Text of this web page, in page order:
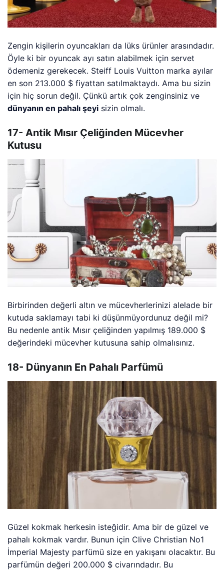
Zengin kişilerin oyuncakları da lüks ürünler arasındadır.
Öyle ki bir oyuncak ayı satın alabilmek için servet
ödemeniz gerekecek. Steiff Louis Vuitton marka ayılar
en son 213.000 $ fiyattan satılmaktaydı. Ama bu sizin
için hiç sorun değil. Çünkü artık çok zenginsiniz ve
dünyanın en pahalı şeyi sizin olmalı.
17- Antik Mısır Çeliğinden Mücevher
Kutusu
Birbirinden değerli altın ve mücevherlerinizi alelade bir
kutuda saklamayı tabi ki düşünmüyordunuz değil mi?
Bu nedenle antik Mısır çeliğinden yapılmış 189.000 $
değerindeki mücevher kutusuna sahip olmalısınız.
18- Dünyanın En Pahalı Parfümü
Güzel kokmak herkesin isteğidir. Ama bir de güzel ve
pahalı kokmak vardır. Bunun için Clive Christian No1
İmperial Majesty parfümü size en yakışanı olacaktır. Bu
parfümün değeri 200.000 $ civarındadır. Bu